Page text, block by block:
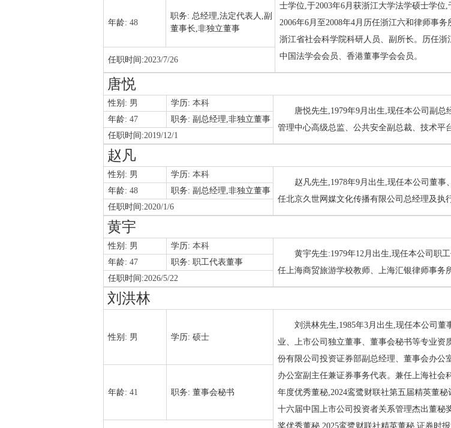
士学位,于2003年6月获浙江大学法学硕士学
2006年6月至2008年4月历任浙江六和律师事
浙江省社会科学院科研人员、副所长。历任浙
中国法学会会员、香港董事学会会员。
年龄: 48
职务: 总经理,法定代表人,副
董事长,非独立董事
任职时间:2023/7/26
唐悦
性别: 男 学历: 本科
唐悦先生,1979年9月出生,现任本公司副
管理中心高级总监、公共安全副总裁、技术平
年龄: 47 职务: 副总经理,非独立董事
任职时间:2019/12/1
赵凡
性别: 男 学历: 本科
赵凡先生,1978年9月出生,现任本公司董
任北京久世网媒文化传播有限公司总经理及执
年龄: 48 职务: 副总经理,非独立董事
任职时间:2020/1/6
黄宇
性别: 男 学历: 本科
黄宇先生:1979年12月出生,现任本公司职
任上海商贸旅游学校教师、上海汇银律师事务
年龄: 47 职务: 职工代表董事
任职时间:2026/5/22
刘洪林
性别: 男 学历: 硕士
刘洪林先生,1985年3月出生,现任本公司
业、上市公司独立董事、董事会秘书等专业
份有限公司投资证券部副总经理、董事会办公
办公室副主任兼证券事务代表。兼任上海社
年度优秀董秘,2024鸾鹭财联社第五届精英董
十六届中国上市公司投资者关系管理杰出董秘
奖优秀董秘,2025鸾鹭财联社精英董秘,证券时
年龄: 41 职务: 董事会秘书